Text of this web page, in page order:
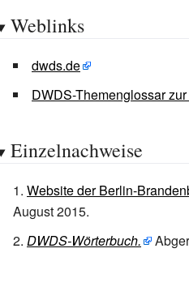
Weblinks
dwds.de
DWDS-Themenglossar
Einzelnachweise
Website der Berlin-
August 2015.
DWDS-Wörterbuch.